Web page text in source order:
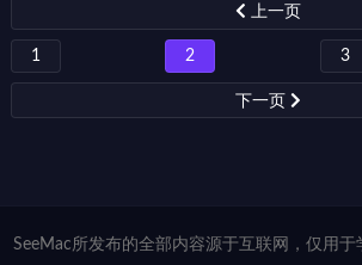
上一页
1 2 3
下一页
SeeMac所发布的全部内容源于互联网，仅用